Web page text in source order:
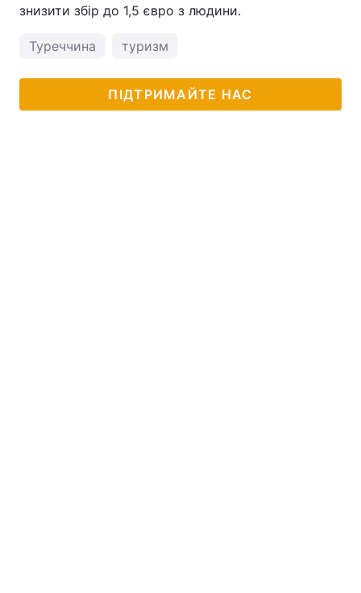
знизити збір до 1,5 євро з людини.
Туреччина туризм
ПІДТРИМАЙТЕ НАС